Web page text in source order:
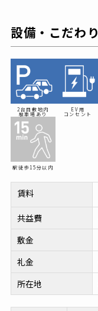
設備・こだわり
2台目敷地内
駐車場あり
EV用
コンセント
駅徒歩15分以内
賃料
共益費
敷金
礼金
所在地